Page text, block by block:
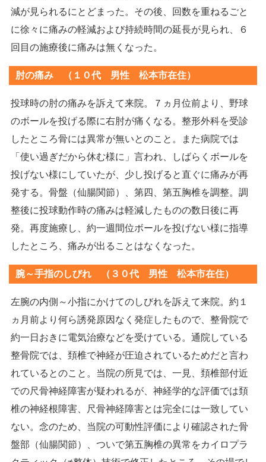
減が見られるにとどまった。その後、回数を重ねるごと
に徐々に痛みの軽減および持続時間の延長が見られ、６
回目の施療後に痛みは無くなった。
肘の痛み （１０代 男性 松本市在住）
投球時の肘の痛みを訴えて来院。７ヵ月位前より、野球
のボールを投げる際に右肘が痛くなる。整形外科を受診
したところ骨には異常が無いとのこと。また病院では
「使い過ぎだから休む様に」言われ、しばらくボールを
投げない様にしていたが、少し投げると直ぐに痛みが再
発する。骨盤（仙腸関節）、第四、第五胸椎を調整。調
整後に投球動作時の痛みは軽減したものの数日後に再
発。再度施療し、約一週間位ボールを投げない様に指導
したところ、痛みが出ることはなくなった。
腕～手指のしびれ （３０代 男性 松本市在住）
左腕の内側～小指にかけてのしびれを訴えて来院。約１
ヵ月前より何ら誘発原因なく発症したもので、整骨院で
約一日おきに電気治療などを受けている。通院している
整骨院では、頚椎で神経が圧迫されているためだと言わ
れているとのこと。当院の所見では、一見、頚椎部付近
での尺骨神経障害が疑われるが、神経学的な評価では頚
椎の神経根障害、尺骨神経障害とは完全には一致してい
ない。念のため、当院の可動性評価により確認された骨
盤部（仙腸関節）、ついで第五胸椎の異常をカイロプラ